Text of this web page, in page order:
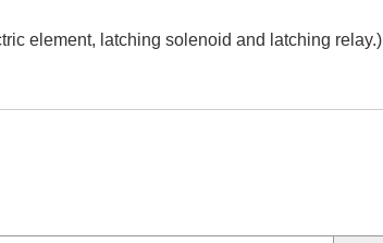
element, latching solenoid and latching relay.)